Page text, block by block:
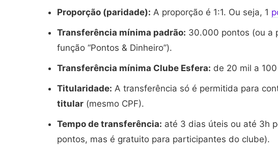
Proporção (paridade): A proporção é 1:1. Ou seja, 1
Transferência mínima padrão: 30.000 pontos (ou a
função “Pontos & Dinheiro”).
Transferência mínima Clube Esfera: de 20 mil a
Titularidade: A transferência só é permitida para
titular (mesmo CPF).
Tempo de transferência: até 3 dias úteis ou até 3h
pontos, mas é gratuito para participantes do clube).